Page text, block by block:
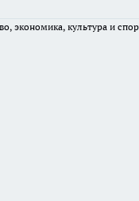
экономика, культура и